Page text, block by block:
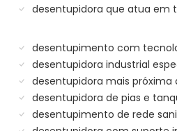
desentupidora que atua em
desentupimento com
desentupidora industrial
desentupidora mais próxima
desentupidora de pias e
desentupimento de rede